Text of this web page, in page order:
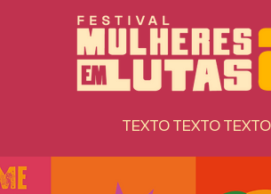
TEXTO TEXTO TEXTO